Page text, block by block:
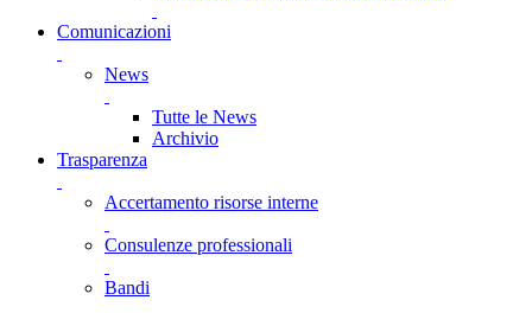
Comunicazioni
News
Tutte le News
Archivio
Trasparenza
Accertamento risorse interne
Consulenze professionali
Bandi